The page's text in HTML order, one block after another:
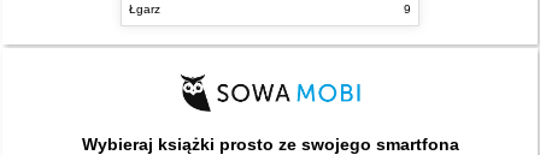
Łgarz
9
Wybieraj książki prosto ze swojego smartfona